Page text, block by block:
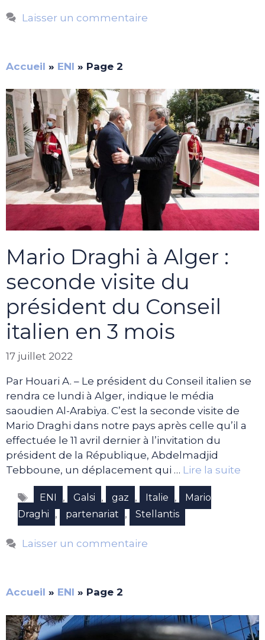
Laisser un commentaire
Accueil » ENI » Page 2
Mario Draghi à Alger :
seconde visite du
président du Conseil
italien en 3 mois
17 juillet 2022
Par Houari A. – Le président du Conseil italien se
rendra ce lundi à Alger, indique le média
saoudien Al-Arabiya. C’est la seconde visite de
Mario Draghi dans notre pays après celle qu’il a
effectuée le 11 avril dernier à l’invitation du
président de la République, Abdelmadjid
Tebboune, un déplacement qui … Lire la suite
Étiquettes
ENI , Galsi , gaz , Italie ,
Mario
Draghi
, partenariat , Stellantis
Laisser un commentaire
Accueil » ENI » Page 2